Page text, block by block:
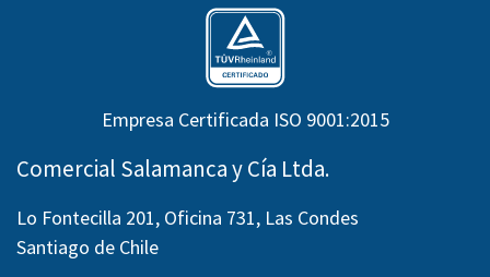
Empresa Certificada ISO 9001:2015
Comercial Salamanca y Cía Ltda.
Lo Fontecilla 201, Oficina 731, Las Condes
Santiago de Chile